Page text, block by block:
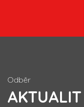
Odběr
AKTUALIT